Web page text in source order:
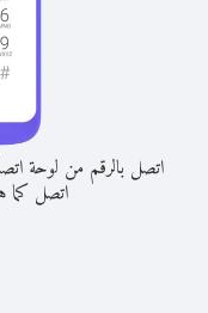
اتصل بالرقم من لوحة
اتصل كما